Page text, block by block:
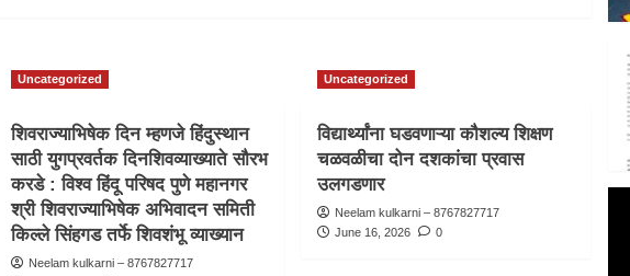
Uncategorized
शिवराज्याभिषेक दिन म्हणजे हिंदुस्थान
साठी युगप्रवर्तक दिनशिवव्याख्याते सौरभ
करडे : विश्व हिंदू परिषद पुणे महानगर
श्री शिवराज्याभिषेक अभिवादन समिती
किल्ले सिंहगड तर्फे शिवशंभू व्याख्यान
Neelam kulkarni – 8767827717
Uncategorized
विद्यार्थ्यांना घडवणाऱ्या कौशल्य शिक्षण
चळवळीचा दोन दशकांचा प्रवास
उलगडणार
Neelam kulkarni – 8767827717
June 16, 2026
0